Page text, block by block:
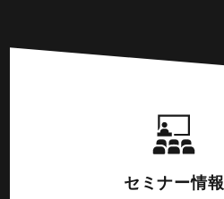
セミナー情報